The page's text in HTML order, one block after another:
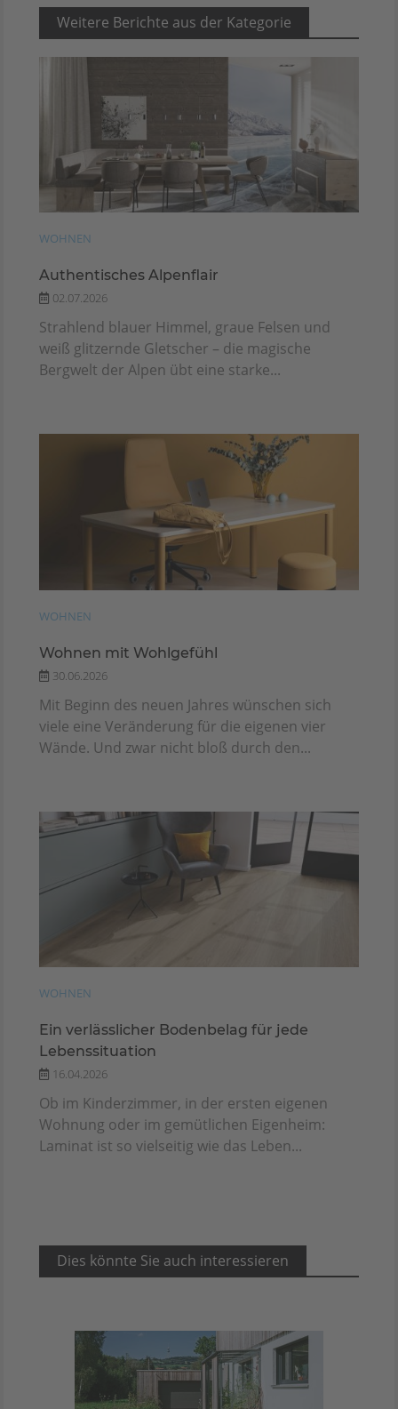
Weitere Berichte aus der Kategorie
WOHNEN
Authentisches Alpenflair
02.07.2026
Strahlend blauer Himmel, graue Felsen und
weiß glitzernde Gletscher – die magische
Bergwelt der Alpen übt eine starke...
WOHNEN
Wohnen mit Wohlgefühl
30.06.2026
Mit Beginn des neuen Jahres wünschen sich
viele eine Veränderung für die eigenen vier
Wände. Und zwar nicht bloß durch den...
WOHNEN
Ein verlässlicher Bodenbelag für jede
Lebenssituation
16.04.2026
Ob im Kinderzimmer, in der ersten eigenen
Wohnung oder im gemütlichen Eigenheim:
Laminat ist so vielseitig wie das Leben...
Dies könnte Sie auch interessieren